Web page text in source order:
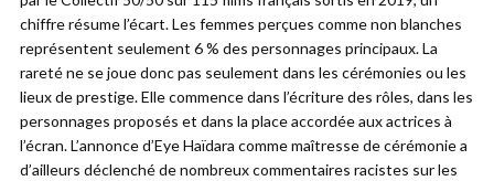
chiffre résume l’écart. Les femmes perçues comme non blanches
représentent seulement 6 % des personnages principaux. La
rareté ne se joue donc pas seulement dans les cérémonies ou les
lieux de prestige. Elle commence dans l’écriture des rôles, dans les
personnages proposés et dans la place accordée aux actrices à
l’écran. L’annonce d’Eye Haïdara comme maîtresse de cérémonie a
d’ailleurs déclenché de nombreux commentaires racistes sur les